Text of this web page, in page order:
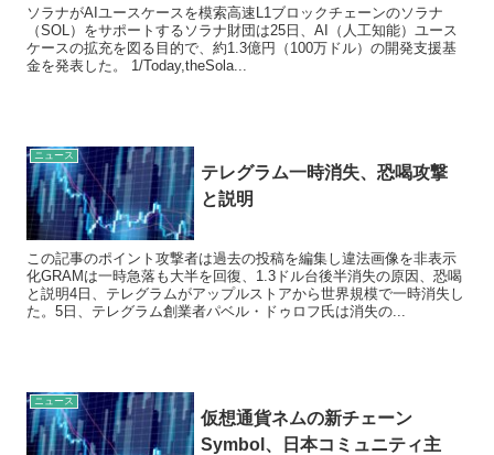
ソラナがAIユースケースを模索高速L1ブロックチェーンのソラナ
（SOL）をサポートするソラナ財団は25日、AI（人工知能）ユース
ケースの拡充を図る目的で、約1.3億円（100万ドル）の開発支援基
金を発表した。 1/Today,theSola...
ニュース
テレグラム一時消失、恐喝攻撃
と説明
この記事のポイント攻撃者は過去の投稿を編集し違法画像を非表示
化GRAMは一時急落も大半を回復、1.3ドル台後半消失の原因、恐喝
と説明4日、テレグラムがアップルストアから世界規模で一時消失し
た。5日、テレグラム創業者パベル・ドゥロフ氏は消失の...
ニュース
仮想通貨ネムの新チェーン
Symbol、日本コミュニティ主